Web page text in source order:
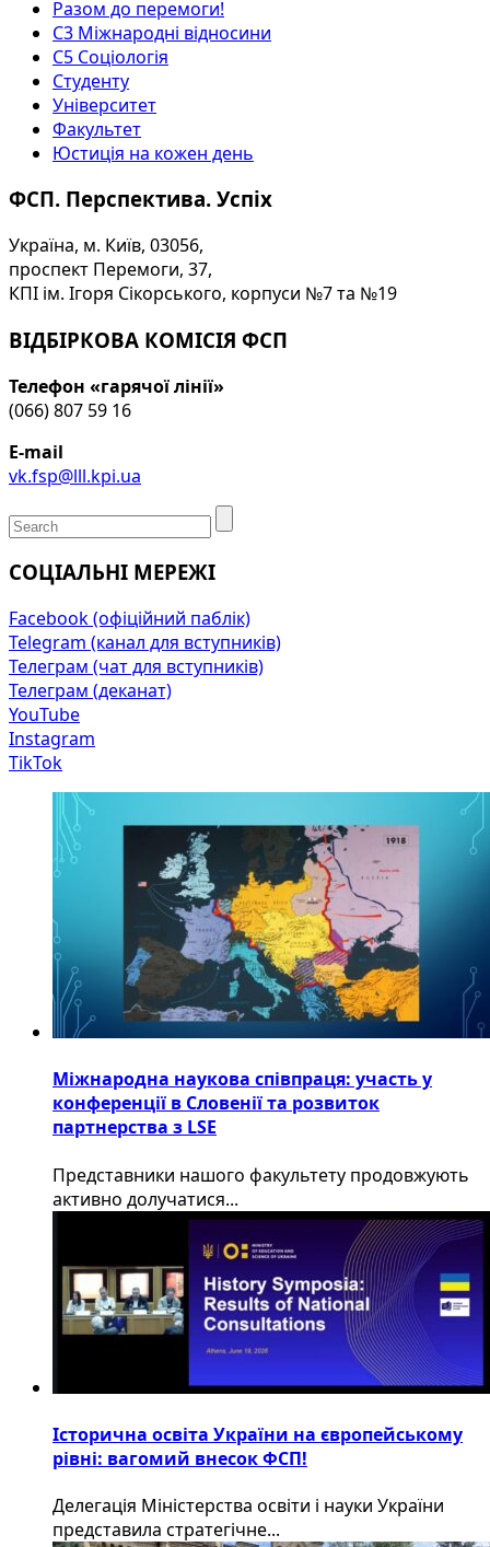
Разом до перемоги!
С3 Міжнародні відносини
С5 Соціологія
Студенту
Університет
Факультет
Юстиція на кожен день
ФСП. Перспектива. Успіх
Україна, м. Київ, 03056,
проспект Перемоги, 37,
КПІ ім. Ігоря Сікорського, корпуси №7 та №19
ВІДБІРКОВА КОМІСІЯ ФСП
Телефон «гарячої лінії»
(066) 807 59 16
E-mail
vk.fsp@lll.kpi.ua
СОЦІАЛЬНІ МЕРЕЖІ
Facebook (офіційний паблік)
Telegram (канал для вступників)
Телеграм (чат для вступників)
Телеграм (деканат)
YouTube
Instagram
TikTok
Міжнародна наукова співпраця: участь у
конференції в Словенії та розвиток
партнерства з LSE
​Представники нашого факультету продовжують
активно долучатися...
Історична освіта України на європейському
рівні: вагомий внесок ФСП!
Делегація Міністерства освіти і науки України
представила стратегічне...